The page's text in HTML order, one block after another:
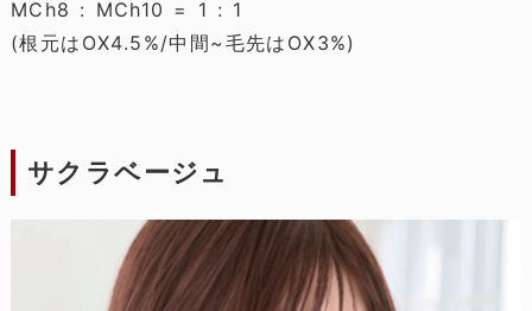
MCh8 : MCh10 = 1 : 1
(根元はOX4.5%/中間~毛先はOX3%)
サクラベージュ